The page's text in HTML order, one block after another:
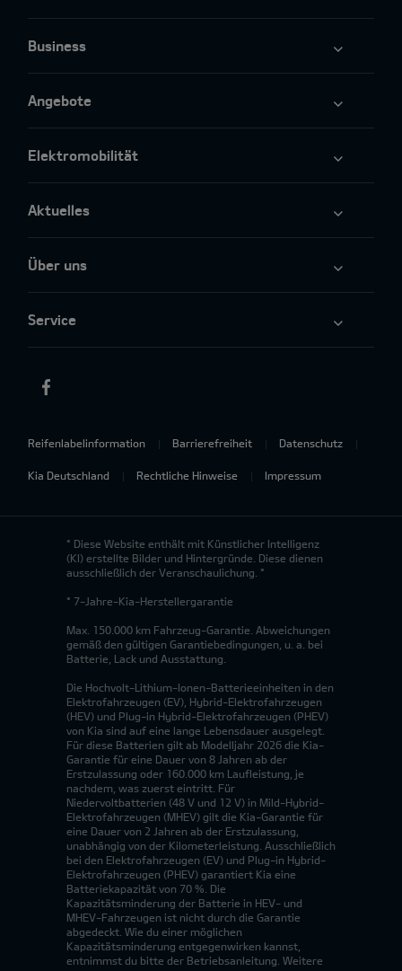
Business
Angebote
Elektromobilität
Aktuelles
Über uns
Service
Reifenlabelinformation Barrierefreiheit Datenschutz
Kia Deutschland Rechtliche Hinweise Impressum
* Diese Website enthält mit Künstlicher Intelligenz
(KI) erstellte Bilder und Hintergründe. Diese dienen
ausschließlich der Veranschaulichung. *
* 7-Jahre-Kia-Herstellergarantie
Max. 150.000 km Fahrzeug-Garantie. Abweichungen
gemäß den gültigen Garantiebedingungen, u. a. bei
Batterie, Lack und Ausstattung.
Die Hochvolt-Lithium-Ionen-Batterieeinheiten in den
Elektrofahrzeugen (EV), Hybrid-Elektrofahrzeugen
(HEV) und Plug-in Hybrid-Elektrofahrzeugen (PHEV)
von Kia sind auf eine lange Lebensdauer ausgelegt.
Für diese Batterien gilt ab Modelljahr 2026 die Kia-
Garantie für eine Dauer von 8 Jahren ab der
Erstzulassung oder 160.000 km Laufleistung, je
nachdem, was zuerst eintritt. Für
Niedervoltbatterien (48 V und 12 V) in Mild-Hybrid-
Elektrofahrzeugen (MHEV) gilt die Kia-Garantie für
eine Dauer von 2 Jahren ab der Erstzulassung,
unabhängig von der Kilometerleistung. Ausschließlich
bei den Elektrofahrzeugen (EV) und Plug-in Hybrid-
Elektrofahrzeugen (PHEV) garantiert Kia eine
Batteriekapazität von 70 %. Die
Kapazitätsminderung der Batterie in HEV- und
MHEV-Fahrzeugen ist nicht durch die Garantie
abgedeckt. Wie du einer möglichen
Kapazitätsminderung entgegenwirken kannst,
entnimmst du bitte der Betriebsanleitung. Weitere